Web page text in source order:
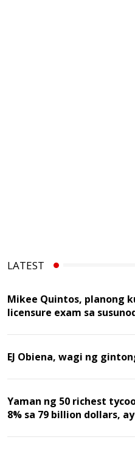
LATEST
Mikee Quintos, planong
licensure exam sa
EJ Obiena, wagi ng
Yaman ng 50 richest
8% sa 79 billion dollars,